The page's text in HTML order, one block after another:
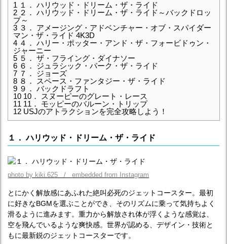
1 １． ハリウッド・ドリーム・ザ・ライド
2 ２． ハリウッド・ドリーム・ザ・ライド～バックドロッ
プ～
3 ３． アメージング・アドベンチャー・オブ・スパイダー
マン・ザ・ライド 4K3D
4 ４． ハリー・ポッター・アンド・ザ・フォービドゥン・
ジャーニー
5 ５． ザ・フライング・ダイナソー
6 ６． ジュラシック・パーク・ザ・ライド
7 ７． ジョーズ
8 ８． スペース・ファンタジー・ザ・ライド
9 ９． バックドラフト
10 10． スヌーピーのグレート・レース
11 11． モッピーのバルーン・トリップ
12 USJのアトラクションを完全攻略しよう！
１． ハリウッド・ドリーム・ザ・ライド
photo by kiki.625 / embedded from Instagram
とにかく解放感にあふれた絶叫必死のジェットコースター。最初
に好きなBGMを選ぶことができ、そのリズムに乗って気持ちよく
滑るように進みます。重力から解放され体が浮くような感覚は、
空を飛んでいるような爽快感。世界が認める、デザイン・技術と
もに最新鋭のジェットコースターです。